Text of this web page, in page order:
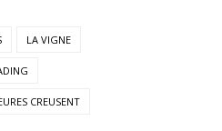
LA VIGNE
CREUSENT